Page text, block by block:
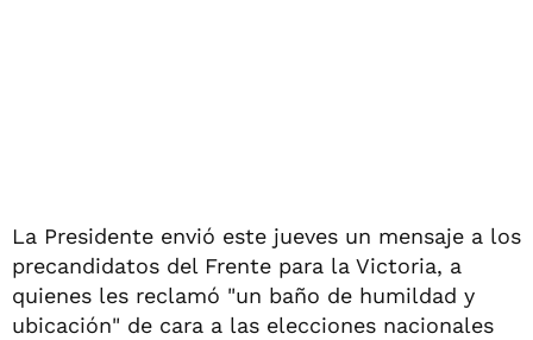
La Presidente envió este jueves un mensaje a los
precandidatos del Frente para la Victoria, a
quienes les reclamó "un baño de humildad y
ubicación" de cara a las elecciones nacionales